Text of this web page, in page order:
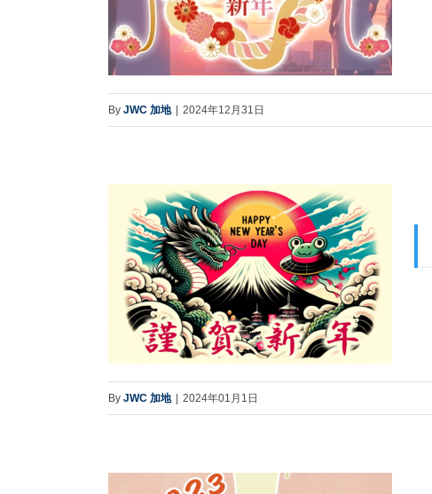
By JWC 加地 2024年12月31日
By JWC 加地 2024年01月1日